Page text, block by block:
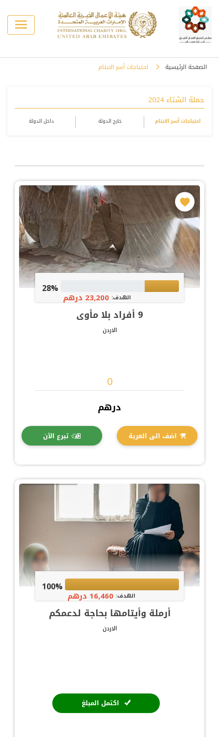
الصفحة الرئيسية احتياجات أسر الايتام
حملة الشتاء 2024
احتياجات أسر الايتام خارج الدولة داخل الدولة
28%
الهدف: 23,200 درهم
9 أفراد بلا مأوى
الاردن
درهم
اضف الى العربة تبرع الآن
100%
الهدف: 16,460 درهم
أرملة وأيتامها بحاجة لدعمكم
الاردن
اكتمل المبلغ